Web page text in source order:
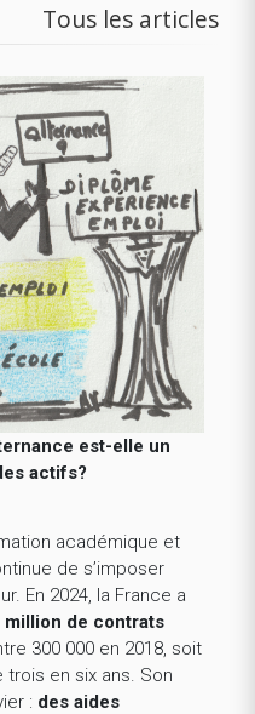
Tous les articles
est-elle un
actifs?
académique et
de s’imposer
En 2024, la France a
million de contrats
300 000 en 2018, soit
en six ans. Son
: des aides